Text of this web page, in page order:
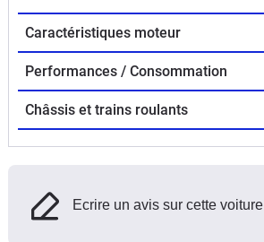
Caractéristiques moteur
Performances / Consommation
Châssis et trains roulants
Ecrire un avis sur cette voiture